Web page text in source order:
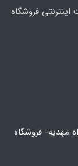
فروشگاه
مهدیه- فروشگاه